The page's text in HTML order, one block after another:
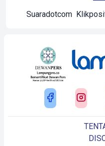
Suaradotcom